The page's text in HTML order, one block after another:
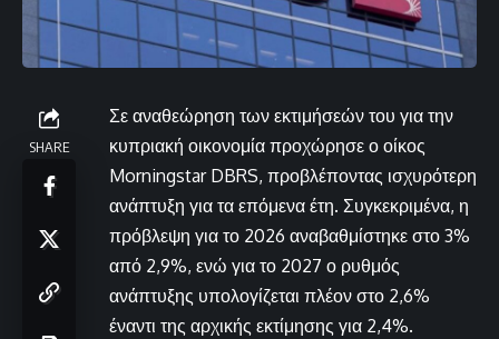
SHARE
Σε αναθεώρηση των εκτιμήσεών του για την
κυπριακή οικονομία προχώρησε ο οίκος
Morningstar DBRS, προβλέποντας ισχυρότερη
ανάπτυξη για τα επόμενα έτη. Συγκεκριμένα, η
πρόβλεψη για το 2026 αναβαθμίστηκε στο 3%
από 2,9%, ενώ για το 2027 ο ρυθμός
ανάπτυξης υπολογίζεται πλέον στο 2,6%
έναντι της αρχικής εκτίμησης για 2,4%.